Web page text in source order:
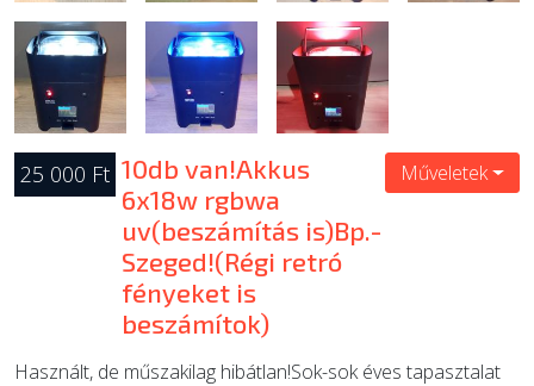
25 000 Ft 10db van!Akkus
6x18w rgbwa
uv(beszámítás is)Bp.-
Szeged!(Régi retró
fényeket is
beszámítok)
Műveletek
Használt, de műszakilag hibátlan!Sok-sok éves tapasztalat